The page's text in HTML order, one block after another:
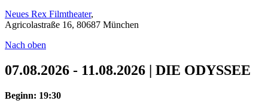
Neues Rex Filmtheater,
Agricolastraße 16, 80687 München
Nach oben
07.08.2026 - 11.08.2026 | DIE ODYSSEE
Beginn: 19:30